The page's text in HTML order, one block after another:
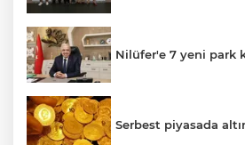
Nilüfer'e 7 yeni park
Serbest piyasada